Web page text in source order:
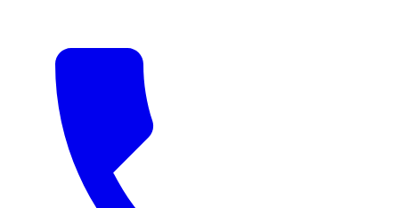
Một phong cách khác đang rất được ưa chuộng là tiểu cảnh
đá cuội kết hợp với cây xanh theo dạng vườn nhiệt đới thu
nhỏ. Ở phong cách này, đá cuội không giữ vai trò chủ đạo mà
trở thành lớp nền, lớp phủ mặt đất quanh gốc cây, tạo ranh
giới giữa các khu vực trồng cây khác nhau, hoặc lấp đầy
những khoảng trống giữa các bồn cây. Khi nhìn từ trên cao,
sân vườn hiện lên như một bức tranh tự nhiên với sự đan xen
giữa xanh mát của cây lá và trắng xám của đá cuội – hài hòa,
cân đối và đầy sức sống.